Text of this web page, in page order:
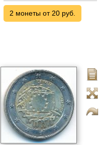
2 монеты от 20 руб.